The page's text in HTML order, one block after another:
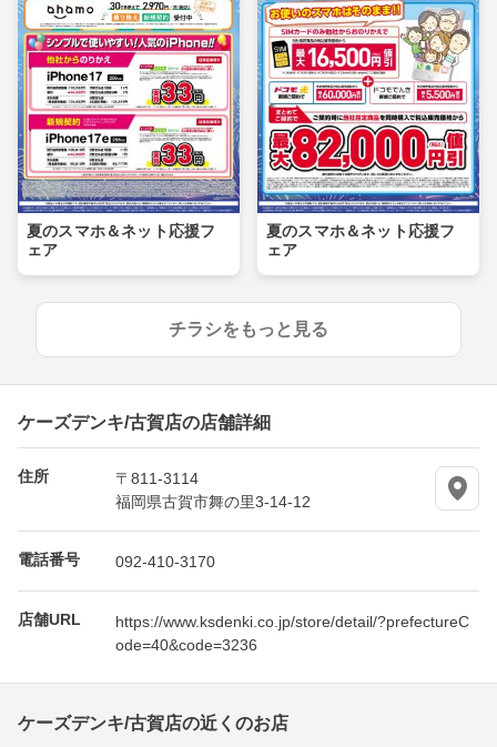
夏のスマホ＆ネット応援フ
ェア
夏のスマホ＆ネット応援フ
ェア
チラシをもっと見る
ケーズデンキ/古賀店の店舗詳細
住所
〒811-3114
福岡県古賀市舞の里3-14-12
電話番号 092-410-3170
店舗URL
https://www.ksdenki.co.jp/store/detail/?prefectureC
ode=40&code=3236
ケーズデンキ/古賀店の近くのお店